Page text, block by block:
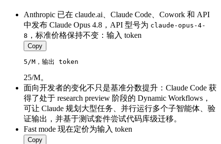
Anthropic 已在 claude.ai、Claude Code、Cowork 和 API
中发布 Claude Opus 4.8，API 型号为 claude-opus-4-
8 ，标准价格保持不变：输入 token
Copy
5/M，输出 token
25/M。
面向开发者的变化不只是基准分数提升：Claude Code 获
得了处于 research preview 阶段的 Dynamic Workflows，
可让 Claude 规划大型任务、并行运行多个子智能体、验
证输出，并基于测试套件尝试代码库级迁移。
Fast mode 现在定价为输入 token
Copy